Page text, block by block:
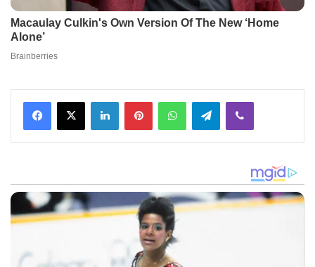
Facebook
X LinkedInPinterestWhatsAppTelegramViber